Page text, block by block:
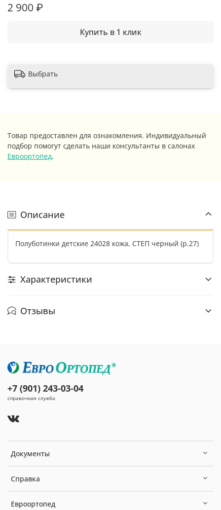
2 900 ₽
Купить в 1 клик
Выбрать
Товар предоставлен для ознакомления. Индивидуальный
подбор помогут сделать наши консультанты в салонах
Евроортопед.
Описание
Полуботинки детские 24028 кожа, СТЕП черный (р.27)
Характеристики
Отзывы
Документы
Справка
Евроортопед
+7 (901) 243-03-04
справочная служба